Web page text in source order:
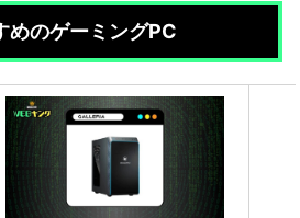
めのゲーミングPC